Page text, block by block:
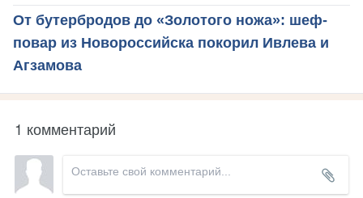
От бутербродов до «Золотого ножа»: шеф-
повар из Новороссийска покорил Ивлева и
Агзамова
1 комментарий